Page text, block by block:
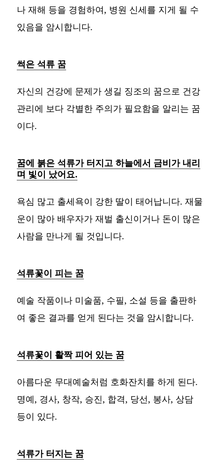
나 재해 등을 경험하여, 병원 신세를 지게 될 수
있음을 암시합니다.
썩은 석류 꿈
자신의 건강에 문제가 생길 징조의 꿈으로 건강
관리에 보다 각별한 주의가 필요함을 알리는 꿈
이다.
꿈에 붉은 석류가 터지고 하늘에서 금비가 내리
며 빛이 났어요.
욕심 많고 출세욕이 강한 딸이 태어납니다. 재물
운이 많아 배우자가 재벌 출신이거나 돈이 많은
사람을 만나게 될 것입니다.
석류꽃이 피는 꿈
예술 작품이나 미술품, 수필, 소설 등을 출판하
여 좋은 결과를 얻게 된다는 것을 암시합니다.
석류꽃이 활짝 피어 있는 꿈
아름다운 무대예술처럼 호화잔치를 하게 된다.
명예, 경사, 창작, 승진, 합격, 당선, 봉사, 상담
등이 있다.
석류가 터지는 꿈